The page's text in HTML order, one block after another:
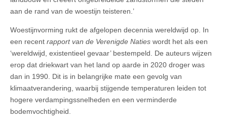
aan de rand van de woestijn teisteren.’
Woestijnvorming rukt de afgelopen decennia wereldwijd op. In
een recent rapport van de Verenigde Naties wordt het als een
‘wereldwijd, existentieel gevaar’ bestempeld. De auteurs wijzen
erop dat driekwart van het land op aarde in 2020 droger was
dan in 1990. Dit is in belangrijke mate een gevolg van
klimaatverandering, waarbij stijgende temperaturen leiden tot
hogere verdampingssnelheden en een verminderde
bodemvochtigheid.